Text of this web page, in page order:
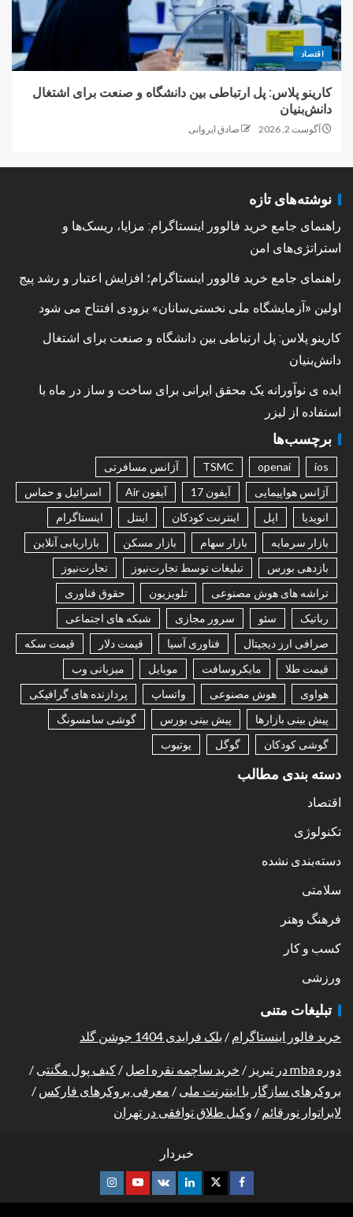
اقتصاد
کارینو پلاس: پل ارتباطی بین دانشگاه و صنعت برای اشتغال
دانش‌بنیان
آگوست 2, 2026 صادق ایروانی
نوشته‌های تازه
راهنمای جامع خرید فالوور اینستاگرام: مزایا، ریسک‌ها و
استراتژی‌های امن
راهنمای جامع خرید فالوور اینستاگرام؛ افزایش اعتبار و رشد پیج
اولین «آزمایشگاه ملی نخستی‌سانان» بزودی افتتاح می شود
کارینو پلاس: پل ارتباطی بین دانشگاه و صنعت برای اشتغال
دانش‌بنیان
ایده ی نوآورانه یک محقق ایرانی برای ساخت و ساز در ماه با
استفاده از لیزر
برچسب‌ها
ios
openai
TSMC
آژانس مسافرتی
آژانس هواپیمایی
آیفون 17 آیفون Air
اسرائیل و حماس
انویدیا
اپل اینترنت کودکان اینتل
اینستاگرام
بازار سرمایه
بازار سهام بازار مسکن
بازاریابی آنلاین
بازدهی بورس
تبلیغات توسط تجارت‌نیوز
تجارت‌نیوز
تراشه های هوش مصنوعی
تلویزیون
حقوق فناوری
رباتیک
سئو سرور مجازی
شبکه های اجتماعی
صرافی ارز دیجیتال
فناوری آسیا قیمت دلار
قیمت سکه
قیمت طلا
مایکروسافت موبایل
میزبانی وب
هواوی
هوش مصنوعی واتساپ
پردازنده های گرافیکی
پیش بینی بازارها
پیش بینی بورس
گوشی سامسونگ
گوشی کودکان
گوگل یوتیوب
دسته بندی مطالب
اقتصاد
تکنولوژی
دسته‌بندی نشده
سلامتی
فرهنگ وهنر
کسب و کار
ورزشی
تبلیغات متنی
خرید فالور اینستاگرام / بلک فرایدی 1404 جوشن گلد
دوره mba در تبریز / خرید ساچمه نقره اصل / کیف پول مگنتی /
بروکرهای سازگار با اینترنت ملی / معرفی بروکرهای فارکس /
لابراتوار نورقائم / وکیل طلاق توافقی در تهران
خبردار